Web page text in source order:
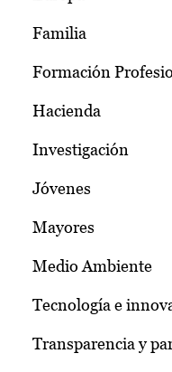
Familia
Formación
Hacienda
Investigación
Jóvenes
Mayores
Medio Ambiente
Tecnología e
Transparencia y